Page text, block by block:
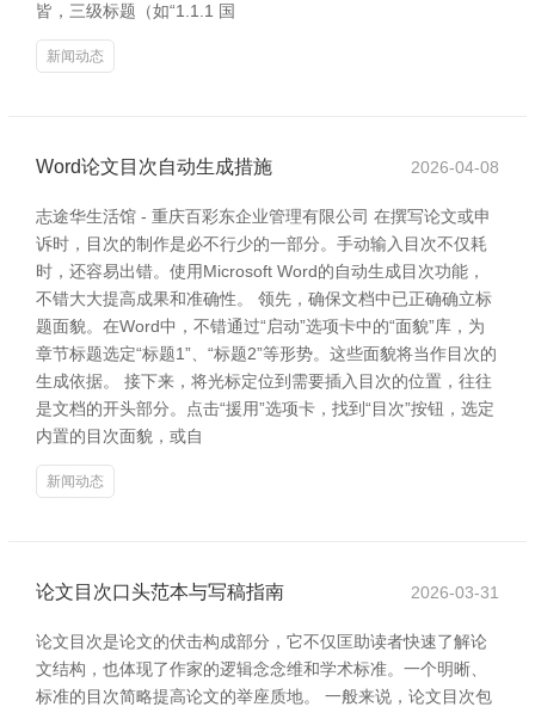
皆，三级标题（如“1.1.1 国
新闻动态
Word论文目次自动生成措施 2026-04-08
志途华生活馆 - 重庆百彩东企业管理有限公司 在撰写论文或申
诉时，目次的制作是必不行少的一部分。手动输入目次不仅耗
时，还容易出错。使用Microsoft Word的自动生成目次功能，
不错大大提高成果和准确性。 领先，确保文档中已正确确立标
题面貌。在Word中，不错通过“启动”选项卡中的“面貌”库，为
章节标题选定“标题1”、“标题2”等形势。这些面貌将当作目次的
生成依据。 接下来，将光标定位到需要插入目次的位置，往往
是文档的开头部分。点击“援用”选项卡，找到“目次”按钮，选定
内置的目次面貌，或自
新闻动态
论文目次口头范本与写稿指南 2026-03-31
论文目次是论文的伏击构成部分，它不仅匡助读者快速了解论
文结构，也体现了作家的逻辑念念维和学术标准。一个明晰、
标准的目次简略提高论文的举座质地。 一般来说，论文目次包